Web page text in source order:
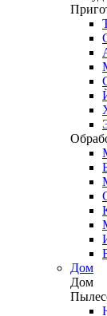
Дом
Дом